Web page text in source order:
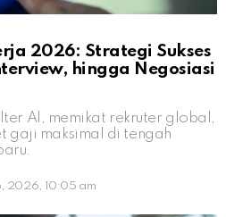
2026: Strategi Sukses
hingga Negosiasi
AI, memikat rekruter global,
gaji maksimal di tengah
2026, 10:05 am